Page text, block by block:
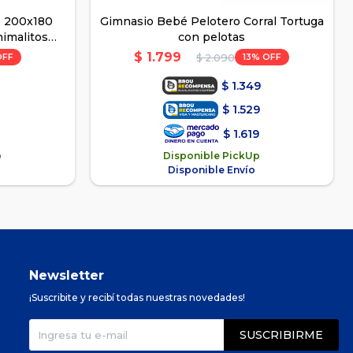
Gimnasio Bebé Pelotero Corral Tortuga
con pelotas
$ 1.799 $ 2.090 13
$ 1.349
$ 1.529
$ 1.619
Disponible PickUp
Disponible Envío
Newsletter
¡Suscribite y recibí todas nuestras novedades!
SUSCRIBIRME